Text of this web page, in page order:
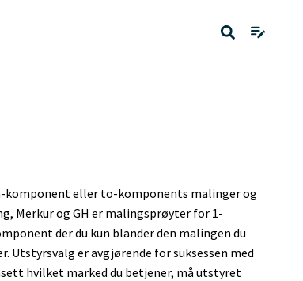
eller to-komponents malinger og
Merkur og GH er malingsprøyter for 1-
der du kun blander den malingen du
Utstyrsvalg er avgjørende for suksessen med
hvilket marked du betjener, må utstyret